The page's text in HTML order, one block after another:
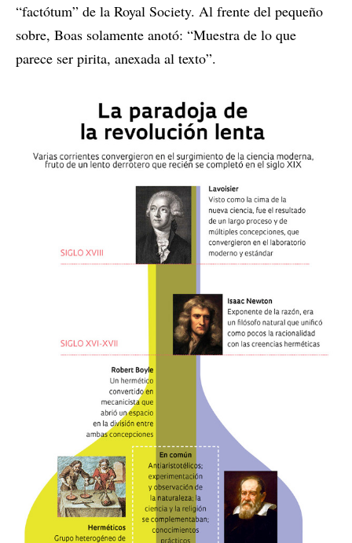
“factótum” de la Royal Society. Al frente del pequeño
sobre, Boas solamente anotó: “Muestra de lo que
parece ser pirita, anexada al texto”.